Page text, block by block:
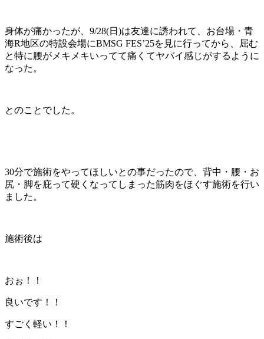
身体が痛かったが、9/28(日)は友達に誘われて、お台場・青
海R地区の特設会場にBMSG FES’25を見に行ってから、屈む
と特に腰がメキメキいってて痛くてヤバイ感じがするように
なった。
とのことでした。
30分で施術をやってほしいとの事だったので、背中・腰・お
尻・脚を庇って硬くなってしまった筋肉をほぐす施術を行い
ました。
施術後は
おぉ！！
良いです！！
すごく軽い！！